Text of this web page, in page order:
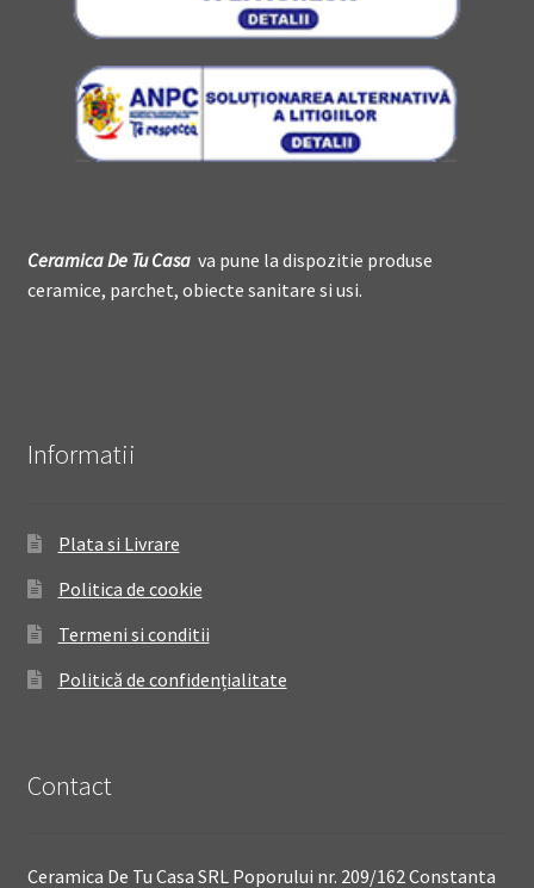
Ceramica DeTu Casava pune la dispozitie produse
ceramice, parchet, obiecte sanitare si usi.
Informatii
Plata si Livrare
Politica de cookie
Termeni si conditii
Politică de confidențialitate
Contact
Ceramica De Tu Casa SRL Poporului nr. 209/162 Constanta